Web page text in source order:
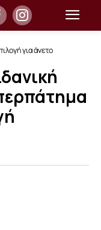
για άνετο